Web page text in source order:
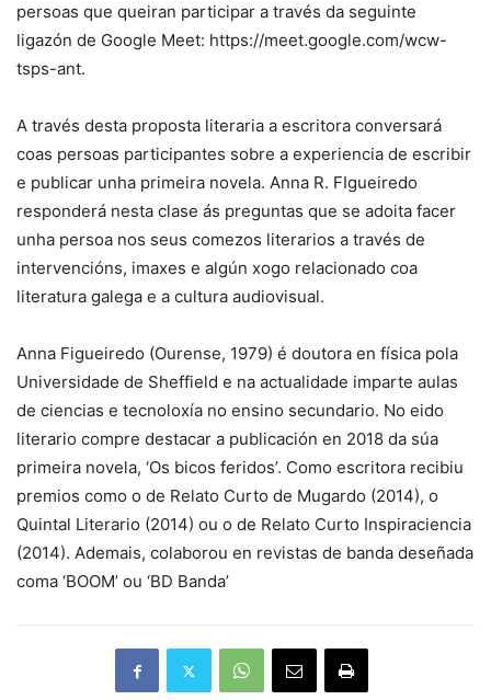
persoas que queiran participar a través da seguinte
ligazón de Google Meet: https://meet.google.com/wcw-
tsps-ant.
A través desta proposta literaria a escritora conversará
coas persoas participantes sobre a experiencia de escribir
e publicar unha primeira novela. Anna R. FIgueiredo
responderá nesta clase ás preguntas que se adoita facer
unha persoa nos seus comezos literarios a través de
intervencións, imaxes e algún xogo relacionado coa
literatura galega e a cultura audiovisual.
Anna Figueiredo (Ourense, 1979) é doutora en física pola
Universidade de Sheffield e na actualidade imparte aulas
de ciencias e tecnoloxía no ensino secundario. No eido
literario compre destacar a publicación en 2018 da súa
primeira novela, ‘Os bicos feridos’. Como escritora recibiu
premios como o de Relato Curto de Mugardo (2014), o
Quintal Literario (2014) ou o de Relato Curto Inspiraciencia
(2014). Ademais, colaborou en revistas de banda deseñada
coma ‘BOOM’ ou ‘BD Banda’